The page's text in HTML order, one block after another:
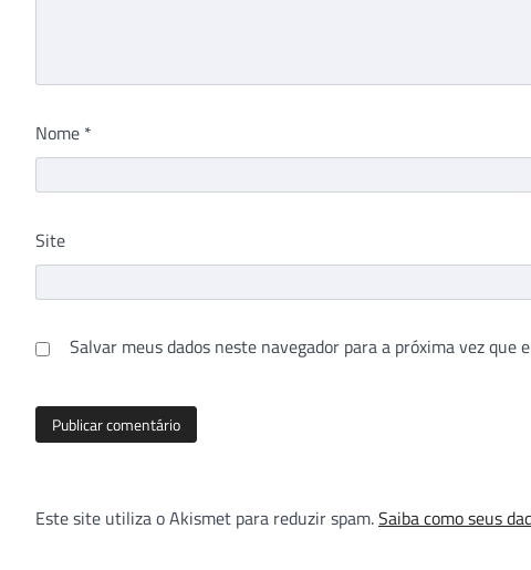
Nome *
Site
Salvar meus dados neste navegador para a próxima vez que
Este site utiliza o Akismet para reduzir spam.Saiba como seus